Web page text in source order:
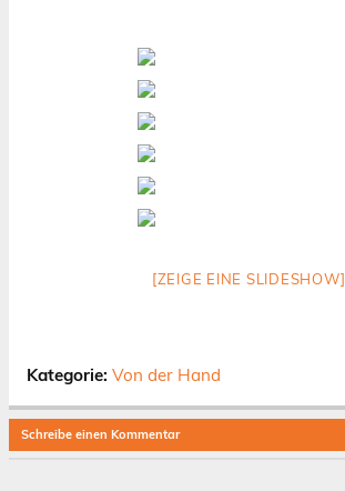
[ZEIGE EINE SLIDESHOW]
Kategorie: Von der Hand
Schreibe einen Kommentar